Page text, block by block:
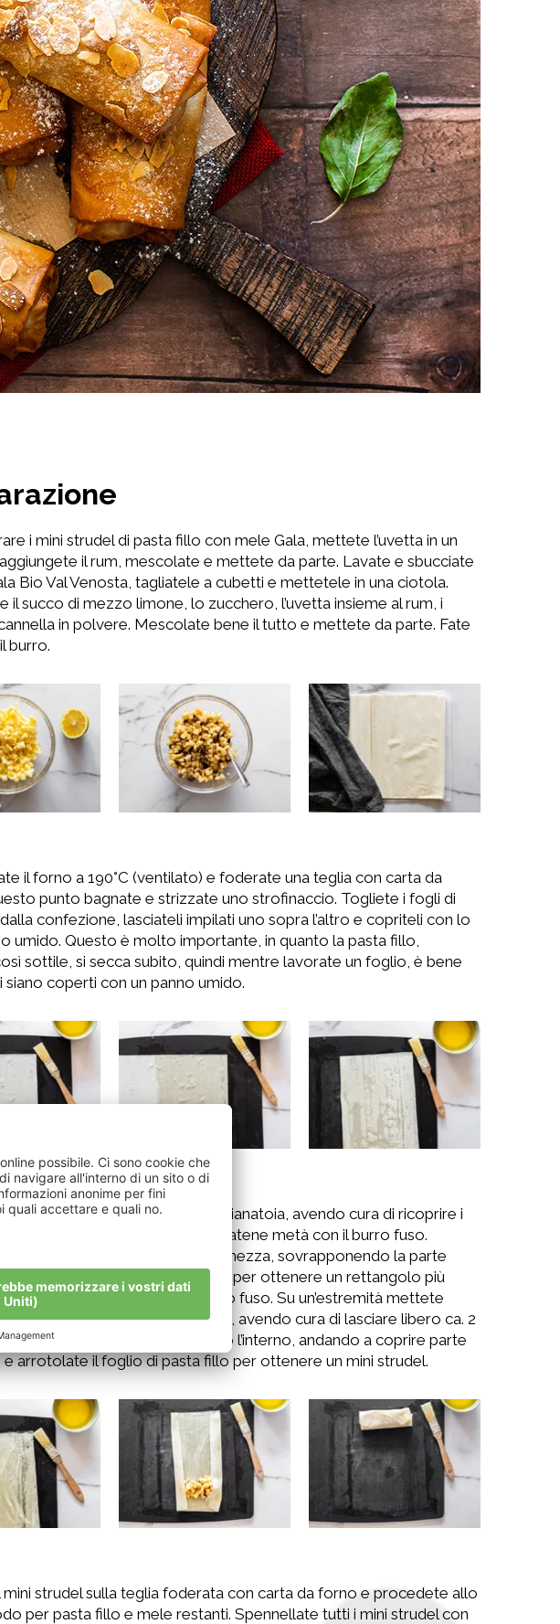
i mini strudel di pasta fillo con mele Gala, mettete l’uvetta in un
il rum, mescolate e mettete da parte. Lavate e sbucciate
Bio Val Venosta, tagliatele a cubetti e mettetele in una ciotola.
il succo di mezzo limone, lo zucchero, l’uvetta insieme al rum, i
in polvere. Mescolate bene il tutto e mettete da parte. Fate
burro.
il forno a 190°C (ventilato) e foderate una teglia con carta da
punto bagnate e strizzate uno strofinaccio. Togliete i fogli di
confezione, lasciateli impilati uno sopra l’altro e copriteli con lo
umido. Questo è molto importante, in quanto la pasta fillo,
sottile, si secca subito, quindi mentre lavorate un foglio, è bene
siano coperti con un panno umido.
primo foglio di pasta fillo sulla spianatoia, avendo cura di ricoprire i
con il panno umido, e spennellatene metà con il burro fuso.
quindi a metà nel senso della larghezza, sovrapponendo la parte
a quella spennellata con burro, per ottenere un rettangolo più
nuovamente con burro fuso. Su un’estremità mettete
cucchiai di ripieno alle mele Gala, avendo cura di lasciare libero ca. 2
Piegate quindi i bordi verso l’interno, andando a coprire parte
e arrotolate il foglio di pasta fillo per ottenere un mini strudel.
mini strudel sulla teglia foderata con carta da forno e procedete allo
per pasta fillo e mele restanti. Spennellate tutti i mini strudel con